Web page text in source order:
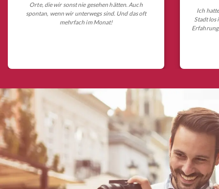
Orte, die wir sonst nie gesehen hätten. Auch
spontan, wenn wir unterwegs sind. Und das oft
mehrfach im Monat!
Ich
Stadt los